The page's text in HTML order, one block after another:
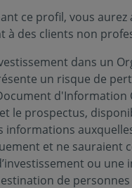
des
11 mars 2024
de
ce profil, vous
à des clients non
dans un
un risque de
d'Information
le prospectus,
informations
et ne sauraient
ou
de